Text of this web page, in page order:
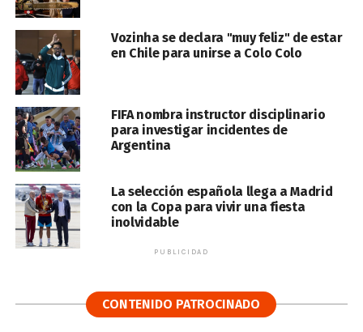
Vozinha se declara "muy feliz" de estar
en Chile para unirse a Colo Colo
FIFA nombra instructor disciplinario
para investigar incidentes de
Argentina
La selección española llega a Madrid
con la Copa para vivir una fiesta
inolvidable
PUBLICIDAD
CONTENIDO PATROCINADO